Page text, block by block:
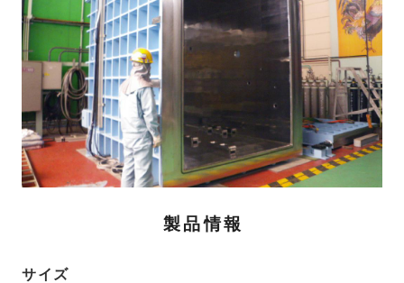
製品情報
サイズ